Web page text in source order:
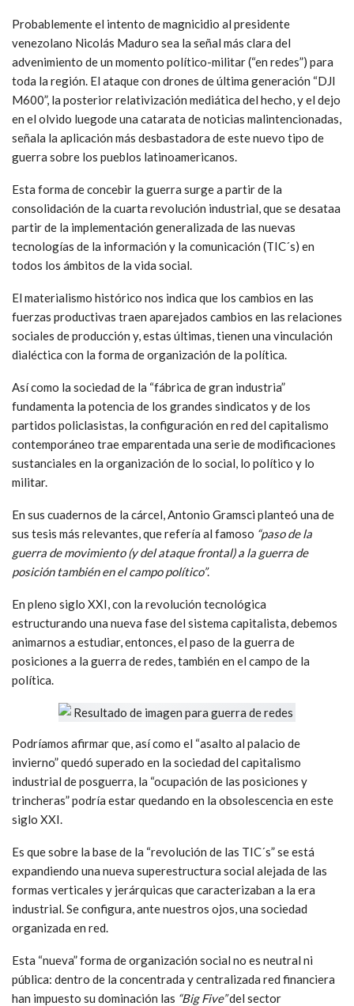
Probablemente el intento de magnicidio al presidente
venezolano Nicolás Maduro sea la señal más clara del
advenimiento de un momento político-militar (“en redes”) para
toda la región. El ataque con drones de última generación “DJI
M600”, la posterior relativización mediática del hecho, y el dejo
en el olvido luegode una catarata de noticias malintencionadas,
señala la aplicación más desbastadora de este nuevo tipo de
guerra sobre los pueblos latinoamericanos.
Esta forma de concebir la guerra surge a partir de la
consolidación de la cuarta revolución industrial, que se desataa
partir de la implementación generalizada de las nuevas
tecnologías de la información y la comunicación (TIC´s) en
todos los ámbitos de la vida social.
El materialismo histórico nos indica que los cambios en las
fuerzas productivas traen aparejados cambios en las relaciones
sociales de producción y, estas últimas, tienen una vinculación
dialéctica con la forma de organización de la política.
Así como la sociedad de la “fábrica de gran industria”
fundamenta la potencia de los grandes sindicatos y de los
partidos policlasistas, la configuración en red del capitalismo
contemporáneo trae emparentada una serie de modificaciones
sustanciales en la organización de lo social, lo político y lo
militar.
En sus cuadernos de la cárcel, Antonio Gramsci planteó una de
sus tesis más relevantes, que refería al famoso “paso de la
guerra de movimiento (y del ataque frontal) a la guerra de
posición también en el campo político”.
En pleno siglo XXI, con la revolución tecnológica
estructurando una nueva fase del sistema capitalista, debemos
animarnos a estudiar, entonces, el paso de la guerra de
posiciones a la guerra de redes, también en el campo de la
política.
Podríamos afirmar que, así como el “asalto al palacio de
invierno” quedó superado en la sociedad del capitalismo
industrial de posguerra, la “ocupación de las posiciones y
trincheras” podría estar quedando en la obsolescencia en este
siglo XXI.
Es que sobre la base de la “revolución de las TIC´s” se está
expandiendo una nueva superestructura social alejada de las
formas verticales y jerárquicas que caracterizaban a la era
industrial. Se configura, ante nuestros ojos, una sociedad
organizada en red.
Esta “nueva” forma de organización social no es neutral ni
pública: dentro de la concentrada y centralizada red financiera
han impuesto su dominación las “Big Five”del sector